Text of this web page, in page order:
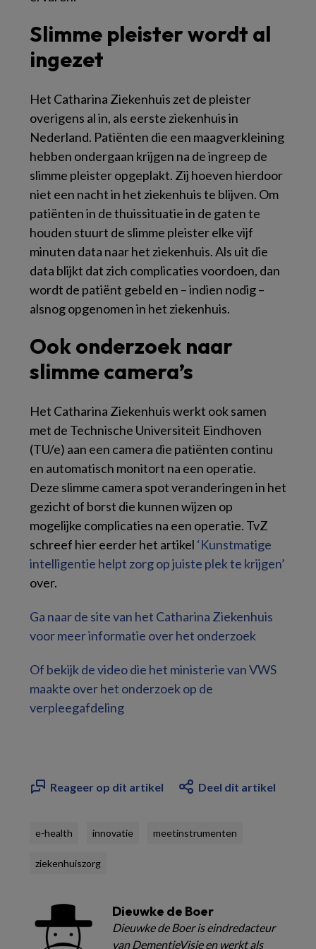
Slimme pleister wordt al
ingezet
Het Catharina Ziekenhuis zet de pleister
overigens al in, als eerste ziekenhuis in
Nederland. Patiënten die een maagverkleining
hebben ondergaan krijgen na de ingreep de
slimme pleister opgeplakt. Zij hoeven hierdoor
niet een nacht in het ziekenhuis te blijven. Om
patiënten in de thuissituatie in de gaten te
houden stuurt de slimme pleister elke vijf
minuten data naar het ziekenhuis. Als uit die
data blijkt dat zich complicaties voordoen, dan
wordt de patiënt gebeld en – indien nodig –
alsnog opgenomen in het ziekenhuis.
Ook onderzoek naar
slimme camera’s
Het Catharina Ziekenhuis werkt ook samen
met de Technische Universiteit Eindhoven
(TU/e) aan een camera die patiënten continu
en automatisch monitort na een operatie.
Deze slimme camera spot veranderingen in het
gezicht of borst die kunnen wijzen op
mogelijke complicaties na een operatie. TvZ
schreef hier eerder het artikel ‘Kunstmatige
intelligentie helpt zorg op juiste plek te krijgen’
over.
Ga naar de site van het Catharina Ziekenhuis
voor meer informatie over het onderzoek
Of bekijk de video die het ministerie van VWS
maakte over het onderzoek op de
verpleegafdeling
Reageer op dit artikel Deel dit artikel
e-health innovatie meetinstrumenten
ziekenhuiszorg
Dieuwke de Boer
Dieuwke de Boer is eindredacteur
van DementieVisie en werkt als